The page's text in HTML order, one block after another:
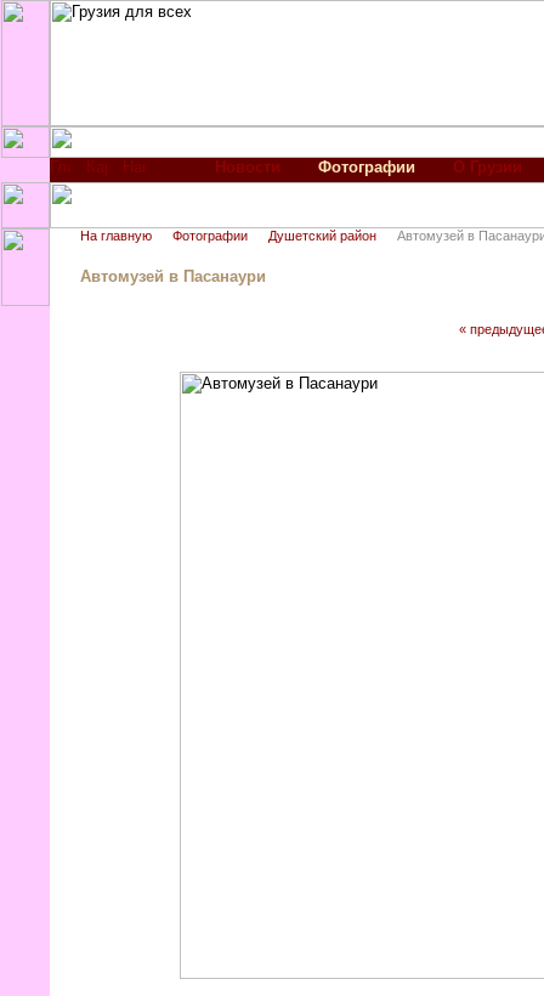
Новости Фотографии О Грузии
На главную Фотографии Душетский район Автомузей в
Автомузей в Пасанаури
«